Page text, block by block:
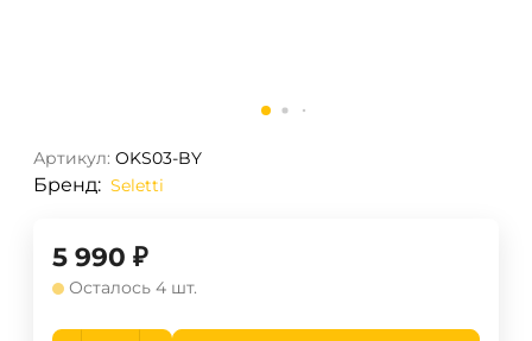
Артикул: OKS03-BY
Бренд: Seletti
5 990 ₽
Осталось 4 шт.